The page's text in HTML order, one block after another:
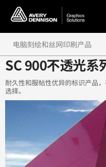
SC 900不透光系
耐久性和服帖性优异的标识产品
选择。
电脑刻绘和丝网印刷产品
不透光
特种贴膜系列
控光/橱窗贴膜
透光贴膜